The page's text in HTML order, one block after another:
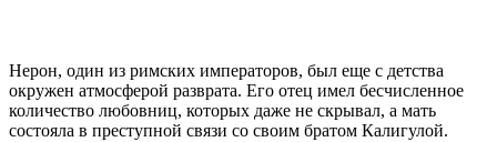
Нерон, один из римских императоров, был еще с детства
окружен атмосферой разврата. Его отец имел бесчисленное
количество любовниц, которых даже не скрывал, а мать
состояла в преступной связи со своим братом Калигулой.